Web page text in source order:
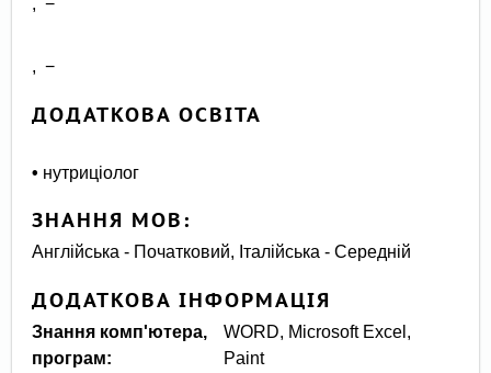
, −
, −
ДОДАТКОВА ОСВІТА
• нутриціолог
ЗНАННЯ МОВ:
Англійська - Початковий, Італійська - Середній
ДОДАТКОВА ІНФОРМАЦІЯ
Знання комп'ютера,
програм:
WORD, Microsoft Еxcel,
Рaint